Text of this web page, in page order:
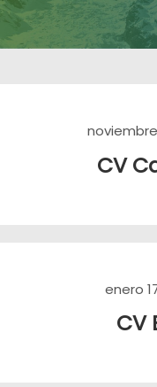
noviembre
CV
enero
CV